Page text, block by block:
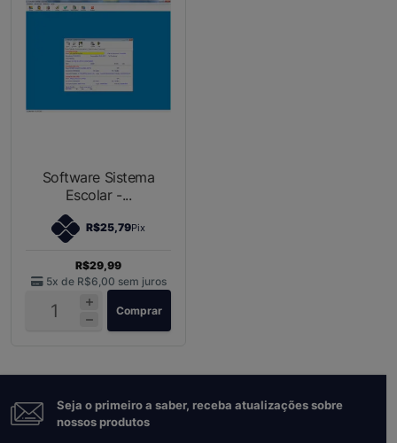
Software Sistema
Escolar -...
R$25,79Pix
R$29,99
5x de R$6,00 sem juros
Comprar
Seja o primeiro a saber, receba atualizações sobre
nossos produtos